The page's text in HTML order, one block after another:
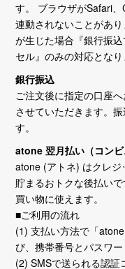
す。 ブラウザがSafari
連動されないことがあ
が生じた場合『銀行振
セル』のみの対応となり
銀行振込
ご注文後に指定の口座
させていただきます。
す。
atone 翌月払い（コンビ
atone (アトネ) はクレ
貯まるおトクな後払い
買い物に使えます。
■ご利用の流れ
(1) 支払い方法で「
び、携帯番号とパスワー
(2) SMSで送られる認証